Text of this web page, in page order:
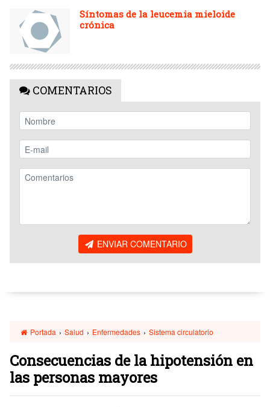
Síntomas de la leucemia mieloide
crónica
COMENTARIOS
ENVIAR COMENTARIO
Portada › Salud › Enfermedades › Sistema circulatorio
Consecuencias de la hipotensión en
las personas mayores